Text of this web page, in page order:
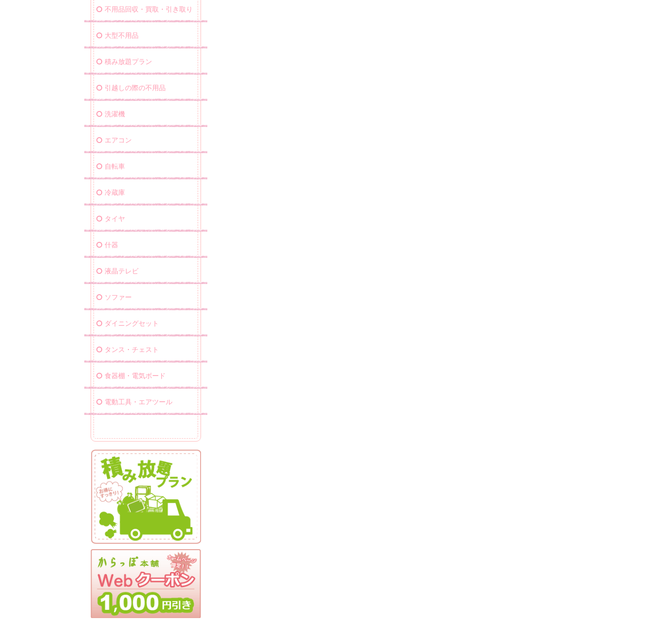
不用品回収・買取・引き取り
大型不用品
積み放題プラン
引越しの際の不用品
洗濯機
エアコン
自転車
冷蔵庫
タイヤ
什器
液晶テレビ
ソファー
ダイニングセット
タンス・チェスト
食器棚・電気ボード
電動工具・エアツール